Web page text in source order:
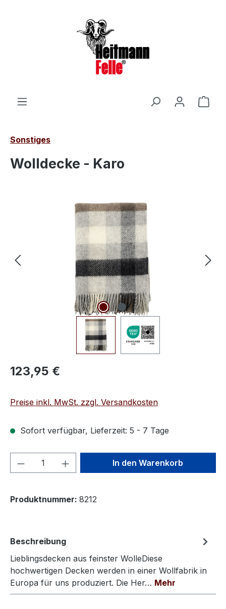
Sonstiges
Wolldecke - Karo
Bildergalerie überspringen
Regulärer Preis:
123,95 €
Preise inkl. MwSt. zzgl. Versandkosten
Sofort verfügbar, Lieferzeit: 5 - 7 Tage
Produkt Anzahl: Gib denIn den Warenkorb
Produktnummer: 8212
Beschreibung
Lieblingsdecken aus feinster WolleDiese
hochwertigen Decken werden in einer Wollfabrik in
Europa für uns produziert. Die Her… Mehr